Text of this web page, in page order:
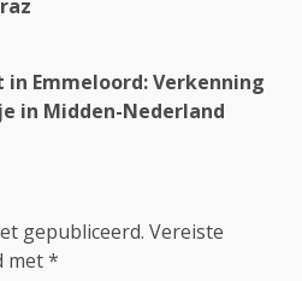
Emmeloord: Verkenning
in Midden-Nederland
gepubliceerd. Vereiste
met*